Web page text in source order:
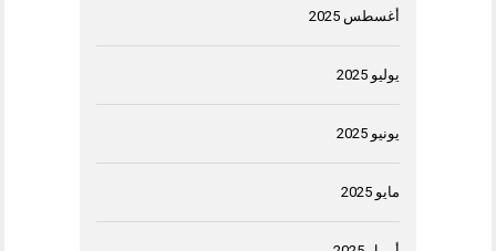
أغسطس 2025
يوليو 2025
يونيو 2025
مايو 2025